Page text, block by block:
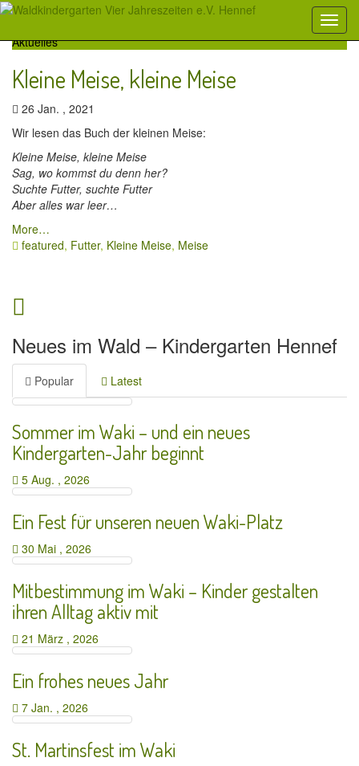
Aktuelles
Kleine Meise, kleine Meise
26 Jan. , 2021
Wir lesen das Buch der kleinen Meise:
Kleine Meise, kleine Meise
Sag, wo kommst du denn her?
Suchte Futter, suchte Futter
Aber alles war leer…
More…
featured, Futter, Kleine Meise, Meise
Neues im Wald – Kindergarten Hennef
Popular Latest
Sommer im Waki – und ein neues
Kindergarten-Jahr beginnt
5 Aug. , 2026
Ein Fest für unseren neuen Waki-Platz
30 Mai , 2026
Mitbestimmung im Waki – Kinder gestalten
ihren Alltag aktiv mit
21 März , 2026
Ein frohes neues Jahr
7 Jan. , 2026
St. Martinsfest im Waki